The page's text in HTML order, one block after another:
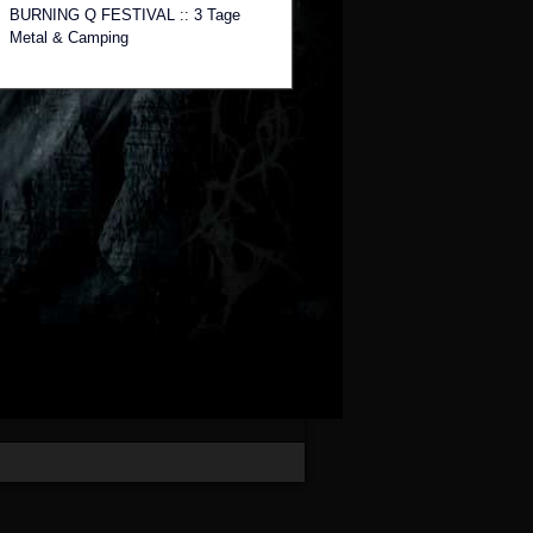
BURNING Q FESTIVAL :: 3 Tage
Metal & Camping